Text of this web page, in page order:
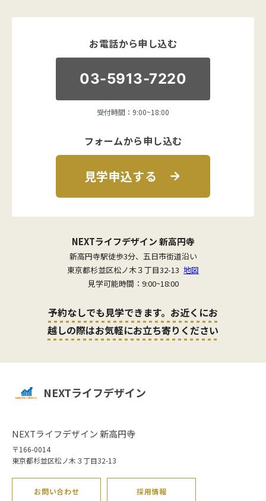
お電話から申し込む
03-5913-7220
受付時間：9:00~18:00
フォームから申し込む
見学申込する
NEXTライフデザイン 新高円寺
新高円寺駅徒歩3分、五日市街道沿い
東京都杉並区松ノ木３丁目32-13 地図
見学可能時間：9:00~18:00
予約なしでも見学できます。お近くにお
越しの際はお気軽にお立ち寄りください
NEXTライフデザイン
NEXTライフデザイン 新高円寺
〒166-0014
東京都杉並区松ノ木３丁目32-13
お問い合わせ 採用情報